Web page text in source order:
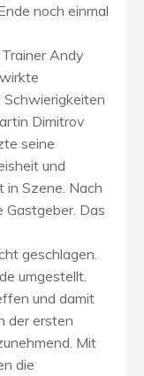
noch einmal
Andy
Dimitrov
seine
und
in Szene. Nach
Gastgeber. Das
geschlagen.
umgestellt.
und damit
der ersten
Mit
die